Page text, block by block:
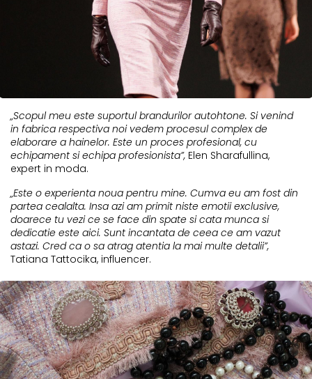
„Scopul meu este suportul brandurilor autohtone. Si venind
in fabrica respectiva noi vedem procesul complex de
elaborare a hainelor. Este un proces profesional, cu
echipament si echipa profesionista”, Elen Sharafullina,
expert in moda.
„Este o experienta noua pentru mine. Cumva eu am fost din
partea cealalta. Insa azi am primit niste emotii exclusive,
doarece tu vezi ce se face din spate si cata munca si
dedicatie este aici. Sunt incantata de ceea ce am vazut
astazi. Cred ca o sa atrag atentia la mai multe detalii”,
Tatiana Tattocika, influencer.